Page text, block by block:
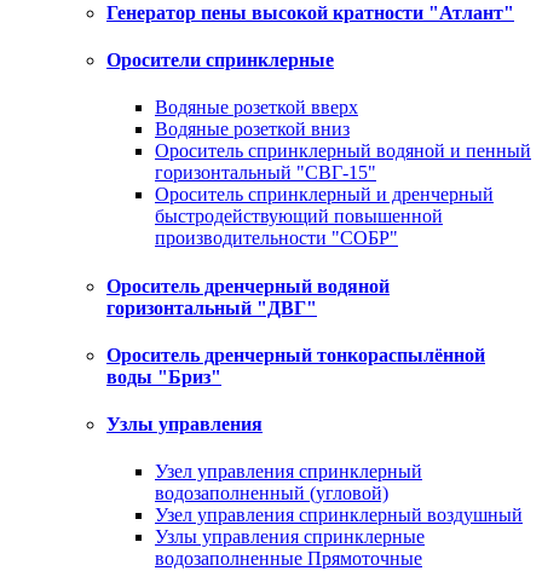
Генератор пены высокой кратности "Атлант"
Оросители спринклерные
Водяные розеткой вверх
Водяные розеткой вниз
Ороситель спринклерный водяной и пенный
горизонтальный "СВГ-15"
Ороситель спринклерный и дренчерный
быстродействующий повышенной
производительности "СОБР"
Ороситель дренчерный водяной
горизонтальный "ДВГ"
Ороситель дренчерный тонкораспылённой
воды "Бриз"
Узлы управления
Узел управления спринклерный
водозаполненный (угловой)
Узел управления спринклерный воздушный
Узлы управления спринклерные
водозаполненные Прямоточные